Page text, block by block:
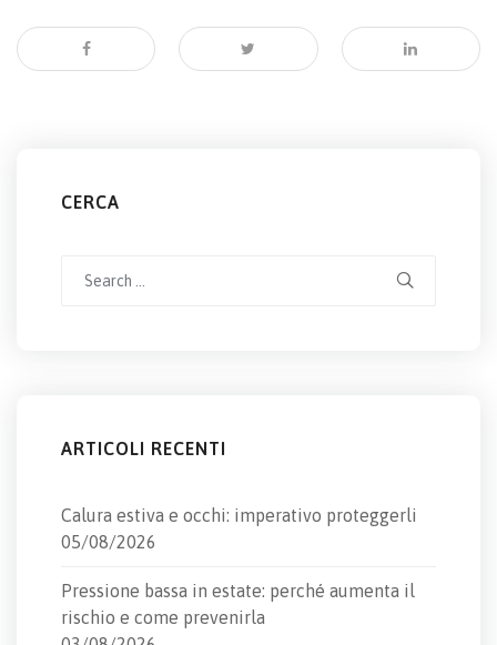
CERCA
ARTICOLI RECENTI
Calura estiva e occhi: imperativo proteggerli
05/08/2026
Pressione bassa in estate: perché aumenta il
rischio e come prevenirla